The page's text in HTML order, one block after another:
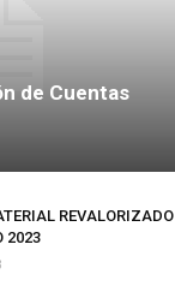
de Cuentas
REVALORIZADO
2023